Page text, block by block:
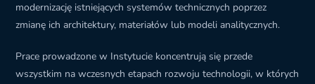
modernizację istniejących systemów technicznych poprzez
zmianę ich architektury, materiałów lub modeli analitycznych.
Prace prowadzone w Instytucie koncentrują się przede
wszystkim na wczesnych etapach rozwoju technologii, w których